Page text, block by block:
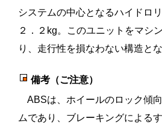
システムの中心となるハイドロ
２．２kg。このユニットをマシ
り、走行性を損なわない構造と
備考（ご注意）
ABSは、ホイールのロック傾
ムであり、ブレーキングによる